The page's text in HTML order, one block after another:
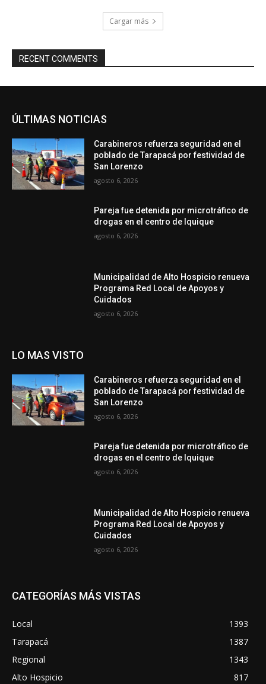
Cargar más
RECENT COMMENTS
ÚLTIMAS NOTICIAS
Carabineros refuerza seguridad en el
poblado de Tarapacá por festividad de
San Lorenzo
agosto 6, 2026
Pareja fue detenida por microtráfico de
drogas en el centro de Iquique
agosto 6, 2026
Municipalidad de Alto Hospicio renueva
Programa Red Local de Apoyos y
Cuidados
agosto 6, 2026
LO MAS VISTO
Carabineros refuerza seguridad en el
poblado de Tarapacá por festividad de
San Lorenzo
agosto 6, 2026
Pareja fue detenida por microtráfico de
drogas en el centro de Iquique
agosto 6, 2026
Municipalidad de Alto Hospicio renueva
Programa Red Local de Apoyos y
Cuidados
agosto 6, 2026
CATEGORÍAS MÁS VISTAS
Local
1393
Tarapacá
1387
Regional
1343
Alto Hospicio
817